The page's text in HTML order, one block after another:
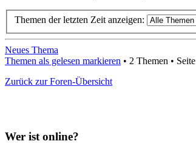
Themen der letzten Zeit anzeigen:
Neues Thema
Themen als gelesen markieren • 2 Themen • Seite
Zurück zur Foren-Übersicht
Wer ist online?